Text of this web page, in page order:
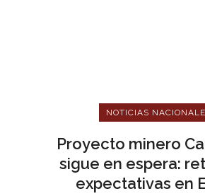
NOTICIAS
Proyecto minero
sigue en espera:
expectativas en